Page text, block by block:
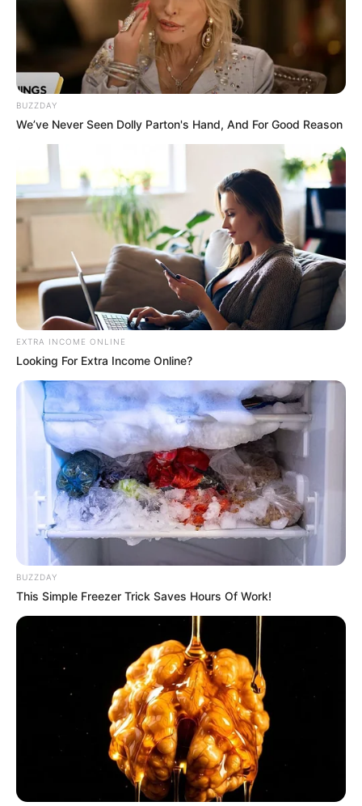
BUZZDAY
We’ve Never Seen Dolly Parton's Hand, And For Good Reason
EXTRA INCOME ONLINE
Looking For Extra Income Online?
BUZZDAY
This Simple Freezer Trick Saves Hours Of Work!